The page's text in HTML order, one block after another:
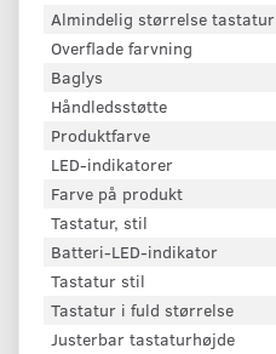
Almindelig størrelse tastatur
Overflade farvning
Baglys
Håndledsstøtte
Produktfarve
LED-indikatorer
Farve på produkt
Tastatur, stil
Batteri-LED-indikator
Tastatur stil
Tastatur i fuld størrelse
Justerbar tastaturhøjde